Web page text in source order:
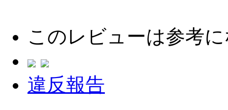
このレビューは参考
違反報告